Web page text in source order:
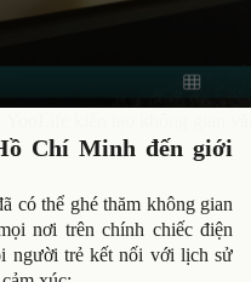
Chí Minh đến giới
có thể ghé thăm không gian
nơi trên chính chiếc điện
người trẻ kết nối với lịch sử